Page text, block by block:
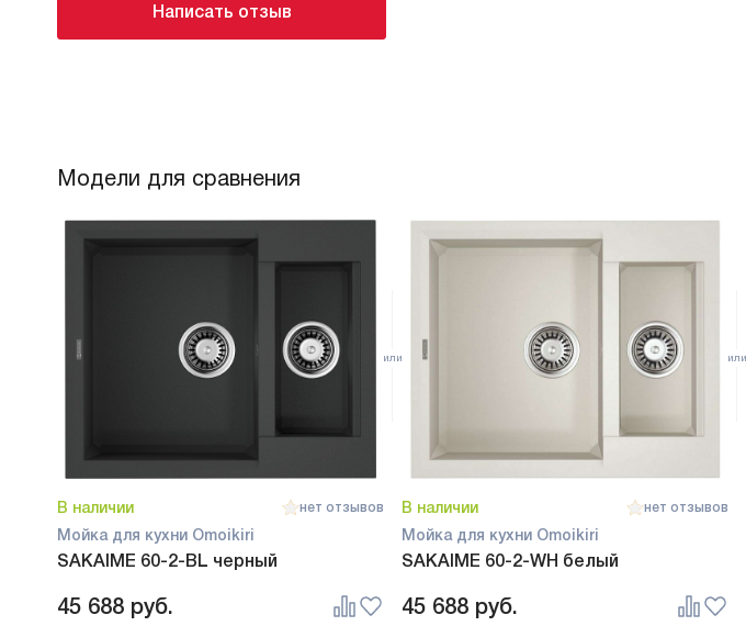
Написать отзыв
Модели для сравнения
В наличии нет отзывов
Мойка для кухни Omoikiri
SAKAIME 60-2-BL черный
45 688 руб.
В наличии нет отзывов
Мойка для кухни Omoikiri
SAKAIME 60-2-WH белый
45 688 руб.